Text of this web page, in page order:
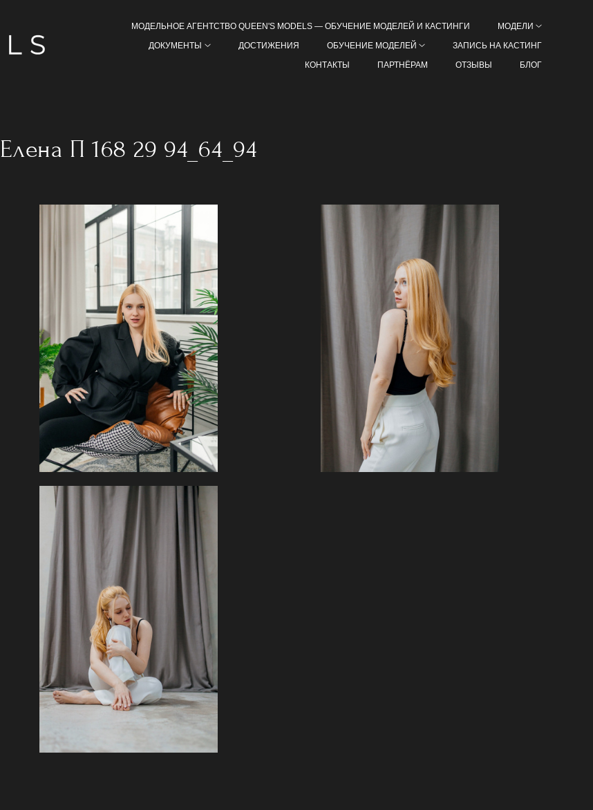
МОДЕЛЬНОЕ АГЕНТСТВО QUEEN'S MODELS — ОБУЧЕНИЕ МОДЕЛЕЙ И КАСТИНГИ
МОДЕЛИ
ДОКУМЕНТЫ
ДОСТИЖЕНИЯ ОБУЧЕНИЕ МОДЕЛЕЙ
ЗАПИСЬ НА КАСТИНГ
КОНТАКТЫ
ПАРТНЁРАМ ОТЗЫВЫ БЛОГ
Елена П 168 29 94_64_94